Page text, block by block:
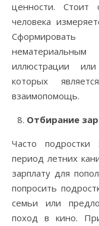
ценности. Стоит
человека
иллюстрации
которых
взаимопомощь.
Отбирание
Часто подростки
период летних
зарплату для
попросить
семьи или
поход в кино.